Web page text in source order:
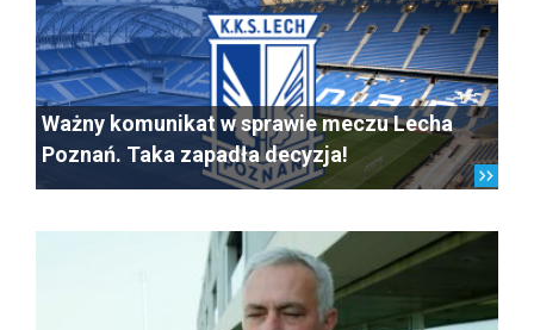
Ważny komunikat w sprawie meczu Lecha
Poznań. Taka zapadła decyzja!